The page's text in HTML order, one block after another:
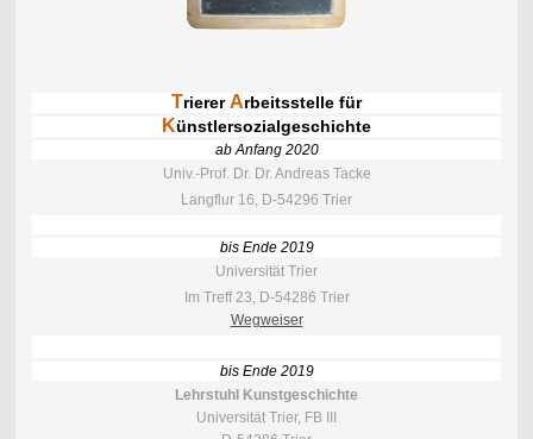
Trierer Arbeitsstelle für
Künstlersozialgeschichte
ab Anfang 2020
Univ.-Prof. Dr. Dr. Andreas Tacke
Langflur 16, D-54296 Trier
bis Ende 2019
Universität Trier
Im Treff 23, D-54286 Trier
Wegweiser
bis Ende 2019
Lehrstuhl Kunstgeschichte
Universität Trier, FB III